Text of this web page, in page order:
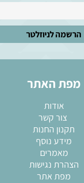
מפת האתר
אודות
צור קשר
תקנון החנות
מידע נוסף
מאמרים
הצהרת נגישות
מפת אתר